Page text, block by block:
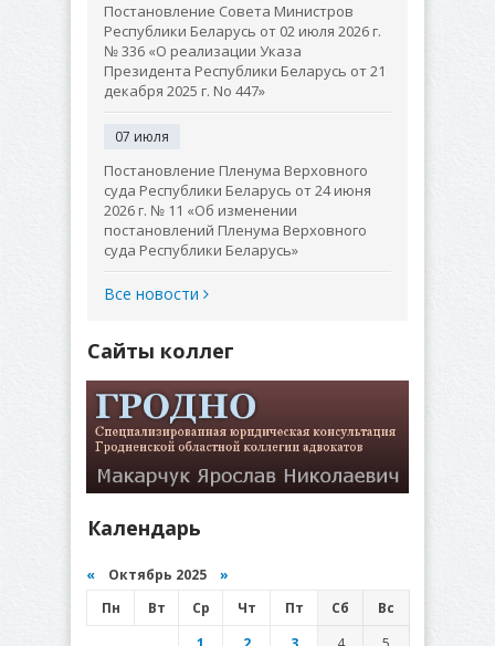
Постановление Совета Министров
Республики Беларусь от 02 июля 2026 г.
№ 336 «О реализации Указа
Президента Республики Беларусь от 21
декабря 2025 г. No 447»
07 июля
Постановление Пленума Верховного
суда Республики Беларусь от 24 июня
2026 г. № 11 «Об изменении
постановлений Пленума Верховного
суда Республики Беларусь»
Все новости
Сайты коллег
Календарь
« Октябрь 2025 »
Пн
Вт Ср Чт Пт Сб
Вс